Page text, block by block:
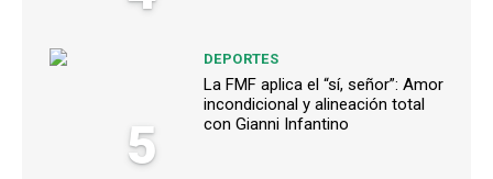
5
DEPORTES
La FMF aplica el “sí, señor”: Amor
incondicional y alineación total
con Gianni Infantino